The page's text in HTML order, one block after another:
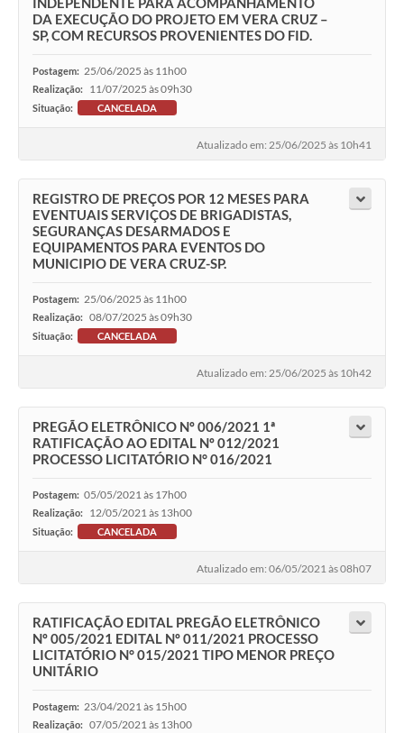
DA EXECUÇÃO DO PROJETO EM VERA CRUZ –
SP, COM RECURSOS PROVENIENTES DO FID.
Postagem: 25/06/2025 às 11h00
Realização: 11/07/2025 às 09h30
Situação: CANCELADA
Atualizado em: 25/06/2025 às 10h41
REGISTRO DE PREÇOS POR 12 MESES PARA
EVENTUAIS SERVIÇOS DE BRIGADISTAS,
SEGURANÇAS DESARMADOS E
EQUIPAMENTOS PARA EVENTOS DO
MUNICIPIO DE VERA CRUZ-SP.
Postagem: 25/06/2025 às 11h00
Realização: 08/07/2025 às 09h30
Situação: CANCELADA
Atualizado em: 25/06/2025 às 10h42
PREGÃO ELETRÔNICO Nº 006/2021 1ª
RATIFICAÇÃO AO EDITAL Nº 012/2021
PROCESSO LICITATÓRIO N° 016/2021
Postagem: 05/05/2021 às 17h00
Realização: 12/05/2021 às 13h00
Situação: CANCELADA
Atualizado em: 06/05/2021 às 08h07
RATIFICAÇÃO EDITAL PREGÃO ELETRÔNICO
Nº 005/2021 EDITAL Nº 011/2021 PROCESSO
LICITATÓRIO N° 015/2021 TIPO MENOR PREÇO
UNITÁRIO
Postagem: 23/04/2021 às 15h00
Realização: 07/05/2021 às 13h00